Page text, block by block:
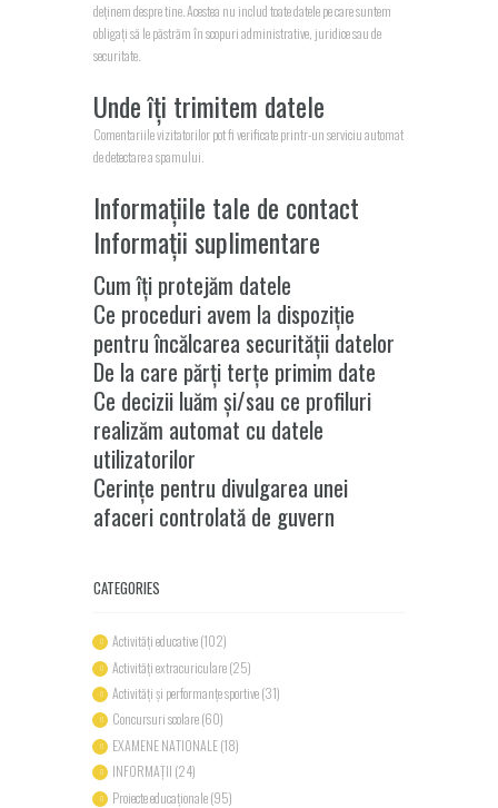
deținem despre tine. Acestea nu includ toate datele pe care suntem
obligați să le păstrăm în scopuri administrative, juridice sau de
securitate.
Unde îți trimitem datele
Comentariile vizitatorilor pot fi verificate printr-un serviciu automat
de detectare a spamului.
Informațiile tale de contact
Informații suplimentare
Cum îți protejăm datele
Ce proceduri avem la dispoziție
pentru încălcarea securității datelor
De la care părți terțe primim date
Ce decizii luăm și/sau ce profiluri
realizăm automat cu datele
utilizatorilor
Cerințe pentru divulgarea unei
afaceri controlată de guvern
CATEGORIES
Activități educative(102)
Activități extracuriculare(25)
Activități și performanțe sportive(31)
Concursuri scolare(60)
EXAMENE NATIONALE(18)
INFORMAȚII (24)
Proiecte educaționale(95)